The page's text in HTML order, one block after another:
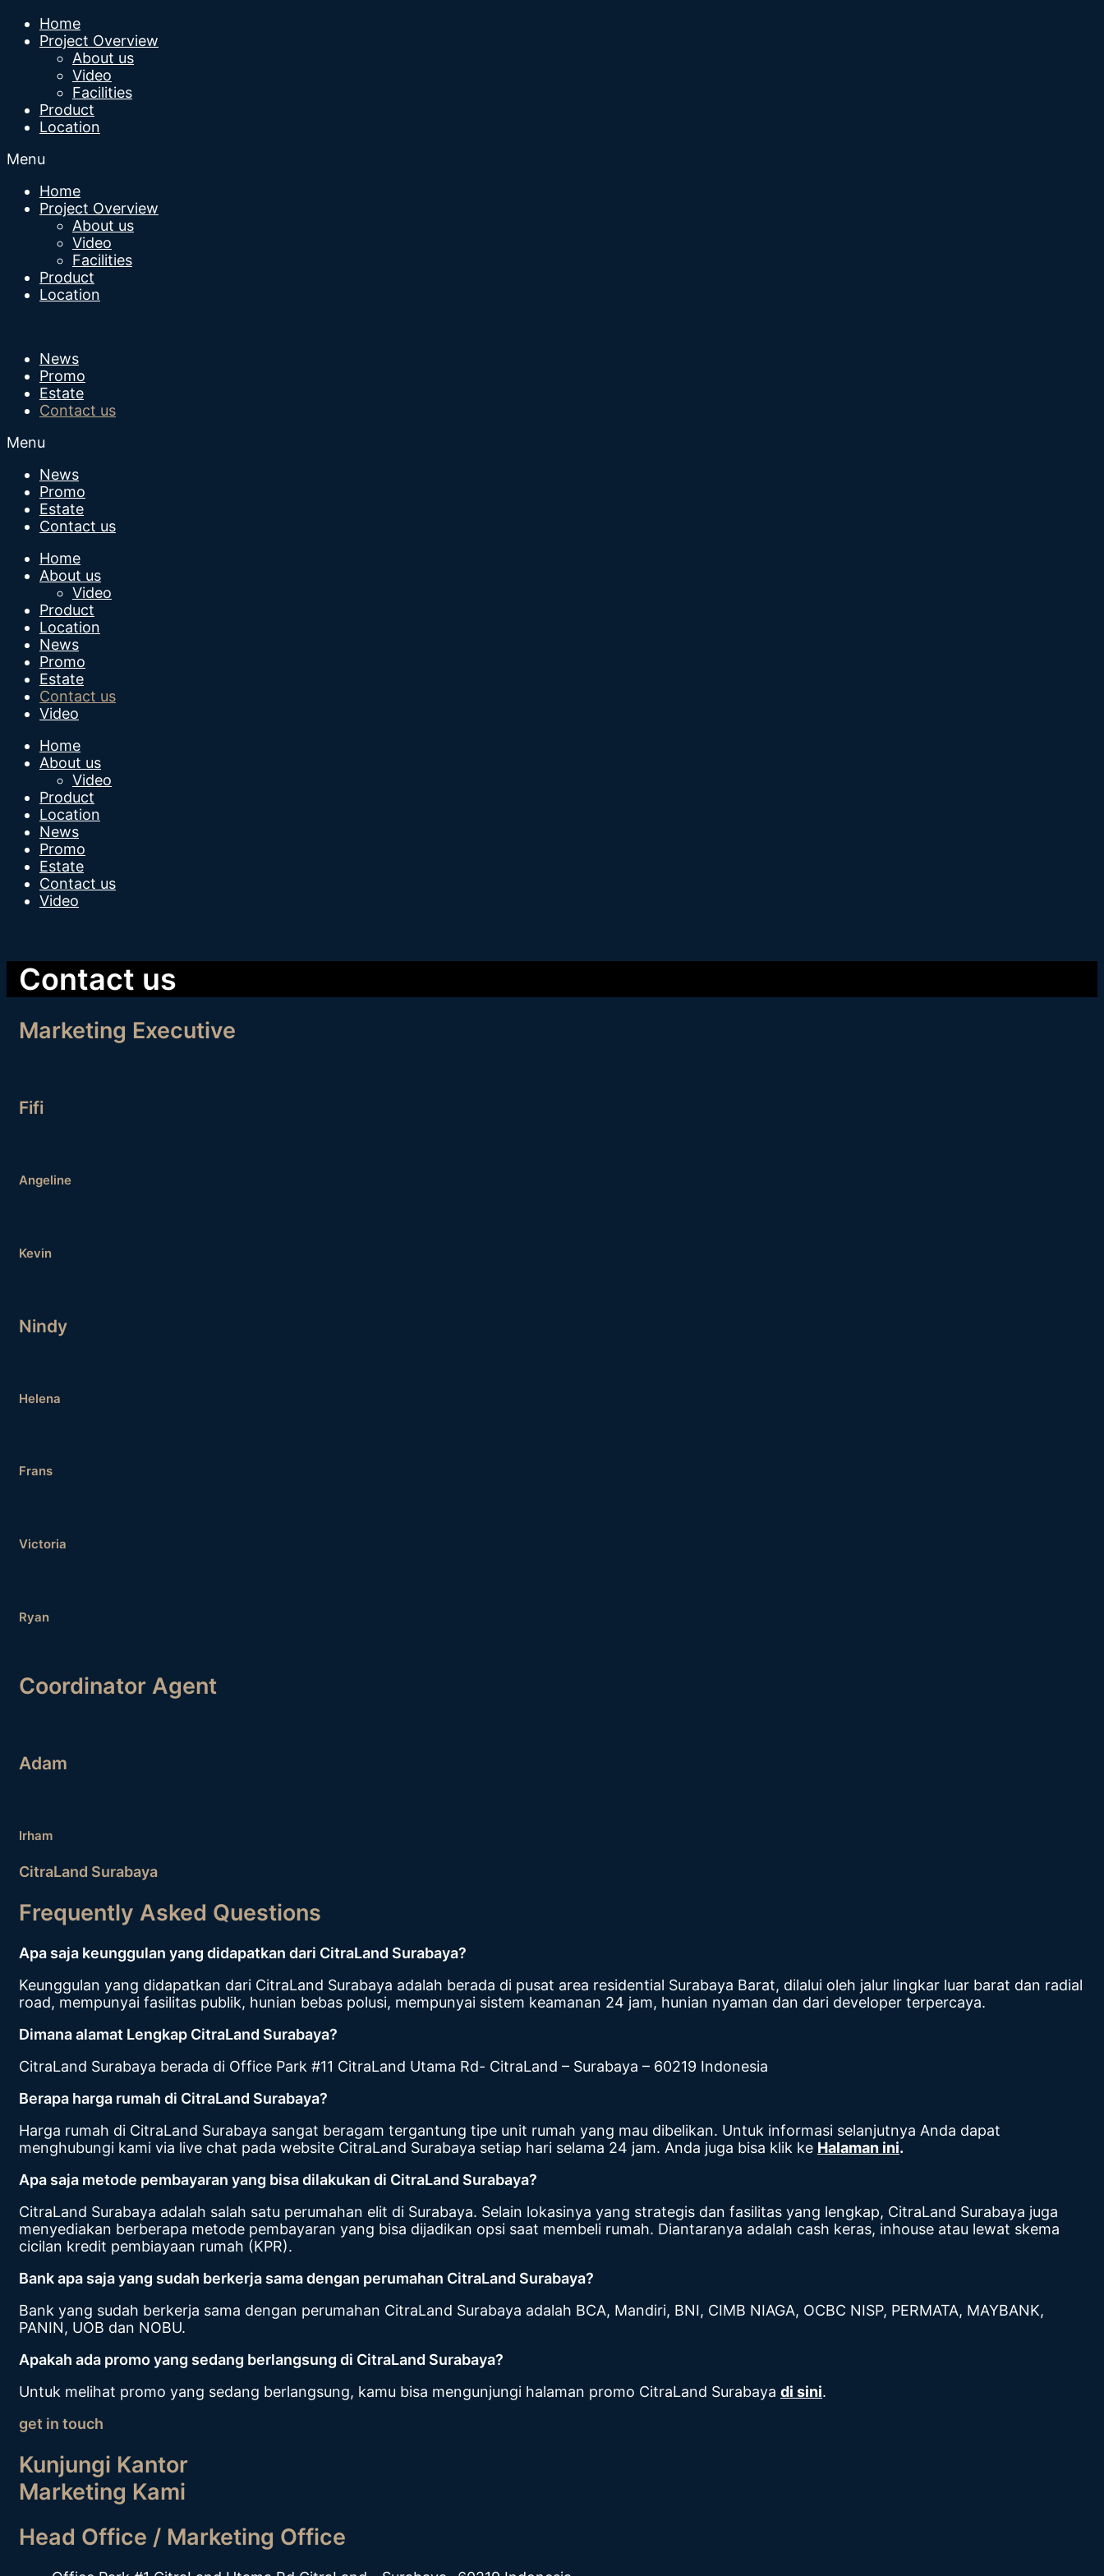
Home
Project Overview
About us
Video
Facilities
Product
Location
Menu
Home
Project Overview
About us
Video
Facilities
Product
Location
News
Promo
Estate
Contact us
Menu
News
Promo
Estate
Contact us
Home
About us
Video
Product
Location
News
Promo
Estate
Contact us
Video
Home
About us
Video
Product
Location
News
Promo
Estate
Contact us
Video
Contact us
Marketing Executive
Fifi
Angeline
Kevin
Nindy
Helena
Frans
Victoria
Ryan
Coordinator Agent
Adam
Irham
CitraLand Surabaya
Frequently Asked Questions
Apa saja keunggulan yang didapatkan dari CitraLand Surabaya?
Keunggulan yang didapatkan dari CitraLand Surabaya adalah berada di pusat area residential Surabaya Barat, dilalui oleh jalur lingkar luar barat dan radial
road, mempunyai fasilitas publik, hunian bebas polusi, mempunyai sistem keamanan 24 jam, hunian nyaman dan dari developer terpercaya.
Dimana alamat Lengkap CitraLand Surabaya?
CitraLand Surabaya berada di Office Park #11 CitraLand Utama Rd- CitraLand – Surabaya – 60219 Indonesia
Berapa harga rumah di CitraLand Surabaya?
Harga rumah di CitraLand Surabaya sangat beragam tergantung tipe unit rumah yang mau dibelikan. Untuk informasi selanjutnya Anda dapat
menghubungi kami via live chat pada website CitraLand Surabaya setiap hari selama 24 jam. Anda juga bisa klik ke Halaman ini.
Apa saja metode pembayaran yang bisa dilakukan di CitraLand Surabaya?
CitraLand Surabaya adalah salah satu perumahan elit di Surabaya. Selain lokasinya yang strategis dan fasilitas yang lengkap, CitraLand Surabaya juga
menyediakan berberapa metode pembayaran yang bisa dijadikan opsi saat membeli rumah. Diantaranya adalah cash keras, inhouse atau lewat skema
cicilan kredit pembiayaan rumah (KPR).
Bank apa saja yang sudah berkerja sama dengan perumahan CitraLand Surabaya?
Bank yang sudah berkerja sama dengan perumahan CitraLand Surabaya adalah BCA, Mandiri, BNI, CIMB NIAGA, OCBC NISP, PERMATA, MAYBANK,
PANIN, UOB dan NOBU.
Apakah ada promo yang sedang berlangsung di CitraLand Surabaya?
Untuk melihat promo yang sedang berlangsung, kamu bisa mengunjungi halaman promo CitraLand Surabaya di sini.
get in touch
Kunjungi Kantor
Marketing Kami
Head Office / Marketing Office